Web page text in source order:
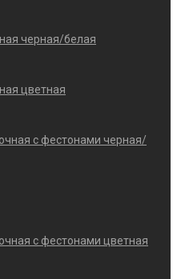
черная/белая
цветная
с фестонами черная/
с фестонами цветная